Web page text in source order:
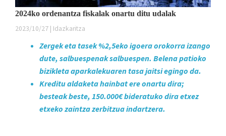
2024ko ordenantza fiskalak onartu ditu udalak
2023/10/27 | Idazkaritza
Zergek eta tasek %2,5eko igoera orokorra izango
dute, salbuespenak salbuespen. Belena patioko
bizikleta aparkalekuaren tasa jaitsi egingo da.
Kreditu aldaketa hainbat ere onartu dira;
besteak beste, 150.000€ bideratuko dira etxez
etxeko zaintza zerbitzua indartzera.